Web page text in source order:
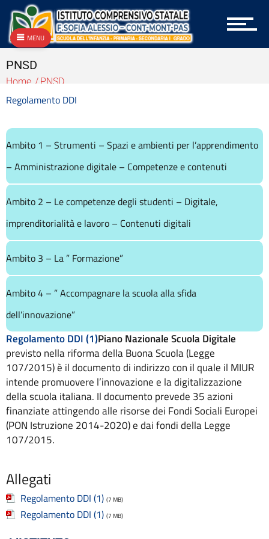
Archivio
Archivio Albo OnLine e Amministrazione Trasparente
Archivio Bandi e Gare
Archivio Circolari A.T.A.
Archivio Circolari Docenti
Archivio Circolari Genitori
Archivio NEWS Vecchio
Archivio P.T.O.F.
Archivio vecchio PON
Area docenti
Aree Tematiche
Articolazione degli uffici
Attestazioni OIV o di struttura analoga
Atti generali
Bandi di gara e contratti
Burocrazia zero
Calendario scolastico
Contatti
Contrattazione collettiva
Cookie Policy (UE)
Corsi
D.S.G.A.
Dirigente Scolastico
Dirigenza
Docenti
Dotazione organica
FAQ e VideoTutorial Registro Elettronico CLASSEVIVA
Galleria
Home
Incarichi amministrativi di vertice
Incarichi conferiti e autorizzati ai dipendenti
PNSD
Home PNSD
Regolamento DDI
Ambito 1 – Strumenti – Spazi e ambienti per l’apprendimento
– Amministrazione digitale – Competenze e contenuti
Ambito 2 – Le competenze degli studenti – Digitale,
imprenditorialità e lavoro – Contenuti digitali
Ambito 3 – La ” Formazione”
Ambito 4 – ” Accompagnare la scuola alla sfida
dell’innovazione”
Regolamento DDI (1)Piano Nazionale Scuola Digitale
previsto nella riforma della Buona Scuola (Legge
107/2015) è il documento di indirizzo con il quale il MIUR
intende promuovere l’innovazione e la digitalizzazione
della scuola italiana. Il documento prevede 35 azioni
finanziate attingendo alle risorse dei Fondi Sociali Europei
(PON Istruzione 2014-2020) e dai fondi della Legge
107/2015.
Allegati
Regolamento DDI (1) (7 MB)
Regolamento DDI (1) (7 MB)
MENU